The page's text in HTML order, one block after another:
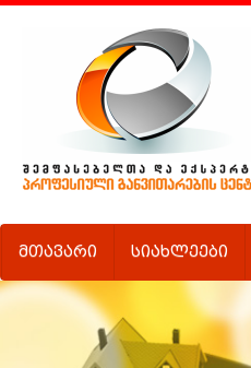
მთავარი სიახლეები